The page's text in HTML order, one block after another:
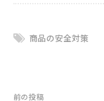
商品の安全対策
前の投稿